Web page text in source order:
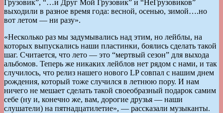
Грузовик”, “…и Друг Мой Грузовик” и “НеГрузовиков”
выходили в разное время года: весной, осенью, зимой….но
вот летом — ни разу».
«Несколько раз мы задумывались над этим, но лейблы, на
которых выпускались наши пластинки, боялись сделать такой
шаг. Считается, что лето — это “мертвый сезон” для выхода
альбомов. Теперь же никаких лейблов нет рядом с нами, и так
случилось, что релиз нашего нового LP совпал с нашим днем
рождения, который тоже случился в летнюю пору. И нам
ничего не мешает сделать такой своеобразный подарок самим
себе (ну и, конечно же, вам, дорогие друзья — наши
слушатели) на пятнадцатилетие», — рассказали музыканты.